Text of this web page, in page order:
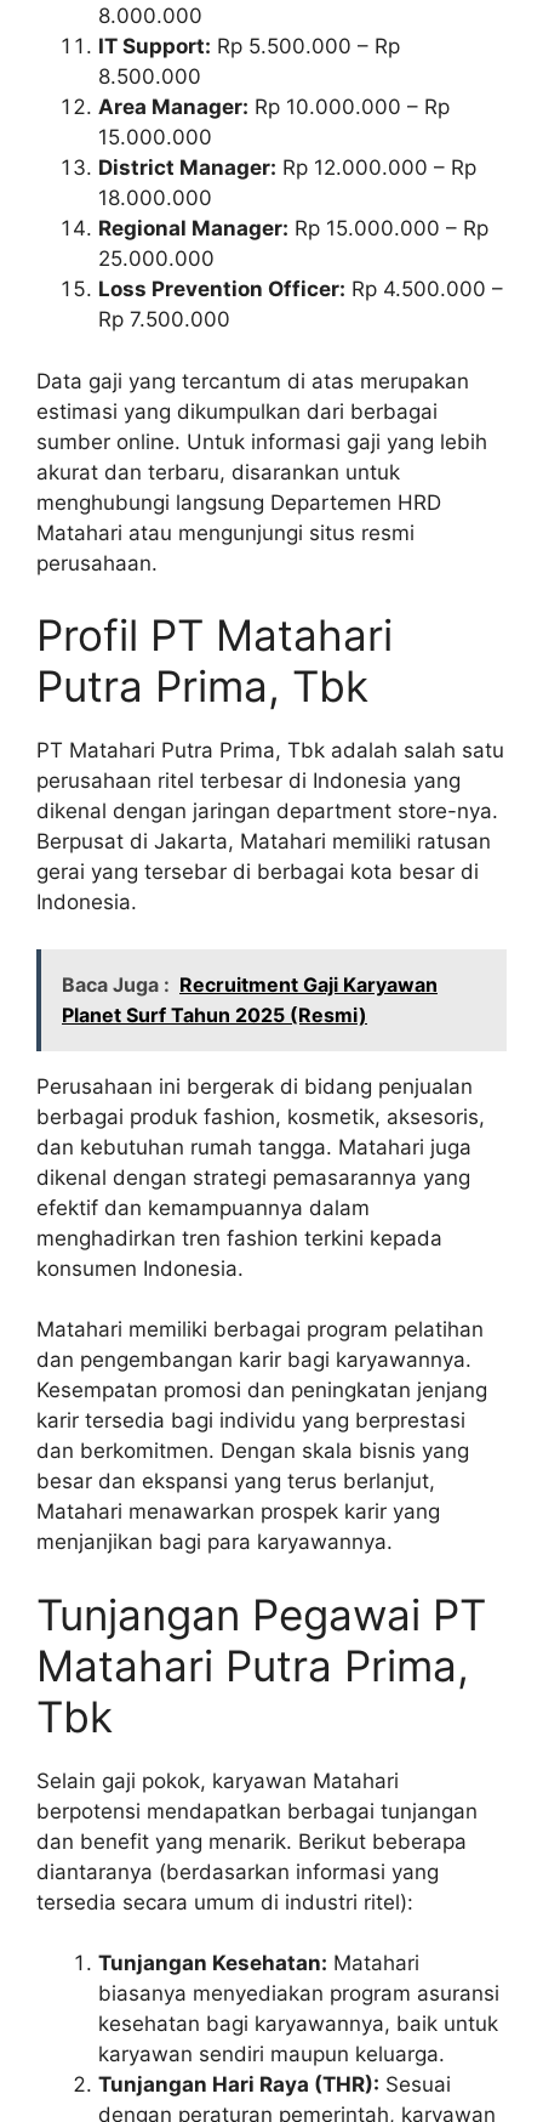
8.000.000
IT Support: Rp 5.500.000 – Rp
8.500.000
Area Manager: Rp 10.000.000 – Rp
15.000.000
District Manager: Rp 12.000.000 – Rp
18.000.000
Regional Manager: Rp 15.000.000 – Rp
25.000.000
Loss Prevention Officer: Rp 4.500.000 –
Rp 7.500.000
Data gaji yang tercantum di atas merupakan
estimasi yang dikumpulkan dari berbagai
sumber online. Untuk informasi gaji yang lebih
akurat dan terbaru, disarankan untuk
menghubungi langsung Departemen HRD
Matahari atau mengunjungi situs resmi
perusahaan.
Profil PT Matahari
Putra Prima, Tbk
PT Matahari Putra Prima, Tbk adalah salah satu
perusahaan ritel terbesar di Indonesia yang
dikenal dengan jaringan department store-nya.
Berpusat di Jakarta, Matahari memiliki ratusan
gerai yang tersebar di berbagai kota besar di
Indonesia.
Baca Juga : Recruitment Gaji Karyawan
Planet Surf Tahun 2025 (Resmi)
Perusahaan ini bergerak di bidang penjualan
berbagai produk fashion, kosmetik, aksesoris,
dan kebutuhan rumah tangga. Matahari juga
dikenal dengan strategi pemasarannya yang
efektif dan kemampuannya dalam
menghadirkan tren fashion terkini kepada
konsumen Indonesia.
Matahari memiliki berbagai program pelatihan
dan pengembangan karir bagi karyawannya.
Kesempatan promosi dan peningkatan jenjang
karir tersedia bagi individu yang berprestasi
dan berkomitmen. Dengan skala bisnis yang
besar dan ekspansi yang terus berlanjut,
Matahari menawarkan prospek karir yang
menjanjikan bagi para karyawannya.
Tunjangan Pegawai PT
Matahari Putra Prima,
Tbk
Selain gaji pokok, karyawan Matahari
berpotensi mendapatkan berbagai tunjangan
dan benefit yang menarik. Berikut beberapa
diantaranya (berdasarkan informasi yang
tersedia secara umum di industri ritel):
Tunjangan Kesehatan: Matahari
biasanya menyediakan program asuransi
kesehatan bagi karyawannya, baik untuk
karyawan sendiri maupun keluarga.
Tunjangan Hari Raya (THR): Sesuai
dengan peraturan pemerintah, karyawan